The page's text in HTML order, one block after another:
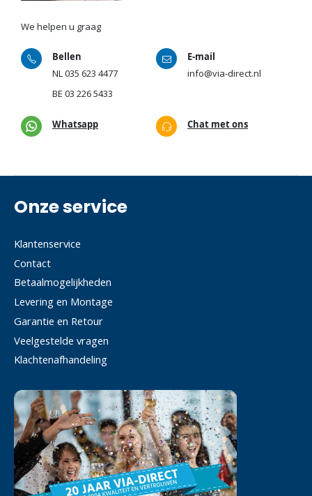
We helpen u graag
Bellen
NL035 623 4477
BE 03 226 5433
E-mail
info@via-direct.nl
Whatsapp Chat met ons
Onze service
Klantenservice
Contact
Betaalmogelijkheden
Levering en Montage
Garantie en Retour
Veelgestelde vragen
Klachtenafhandeling